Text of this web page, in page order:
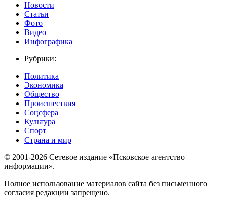
Новости
Статьи
Фото
Видео
Инфографика
Рубрики:
Политика
Экономика
Общество
Происшествия
Соцсфера
Культура
Спорт
Страна и мир
© 2001-2026 Сетевое издание «Псковское агентство
информации».
Полное использование материалов сайта без письменного
согласия редакции запрещено.